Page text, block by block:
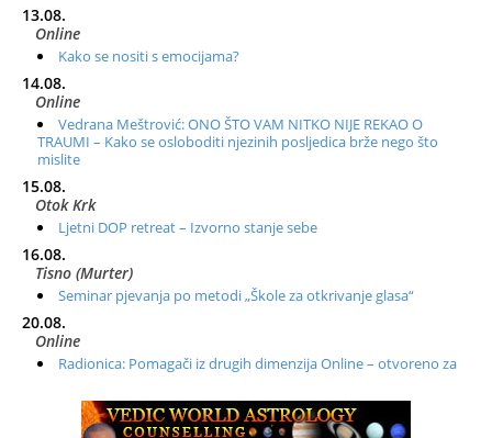
13.08.
Online
Kako se nositi s emocijama?
14.08.
Online
Vedrana Meštrović: ONO ŠTO VAM NITKO NIJE REKAO O
TRAUMI – Kako se osloboditi njezinih posljedica brže nego što
mislite
15.08.
Otok Krk
Ljetni DOP retreat – Izvorno stanje sebe
16.08.
Tisno (Murter)
Seminar pjevanja po metodi „Škole za otkrivanje glasa“
20.08.
Online
Radionica: Pomagači iz drugih dimenzija Online – otvoreno za
Zagreb+Online